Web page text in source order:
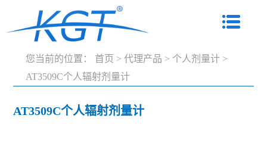
您当前的位置： 首页 > 代理产品 > 个人剂量计>
AT3509C个人辐射剂量计
AT3509C个人辐射剂量计